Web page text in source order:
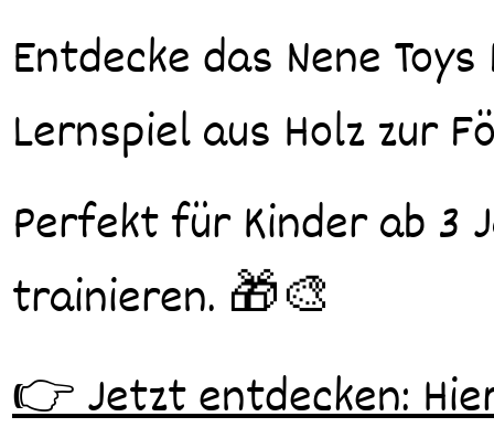
Entdecke das Nene
Lernspiel aus Holz zur
Perfekt für Kinder ab 3
trainieren. 🎁🎨
👉 Jetzt entdecken: